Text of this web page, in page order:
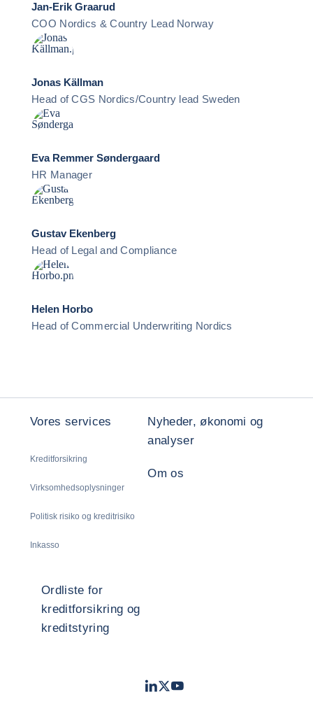
Jan-Erik Graarud
COO Nordics & Country Lead Norway
Jonas Källman
Head of CGS Nordics/Country lead Sweden
Eva Remmer Søndergaard
HR Manager
Gustav Ekenberg
Head of Legal and Compliance
Helen Horbo
Head of Commercial Underwriting Nordics
Vores services
Kreditforsikring
Virksomhedsoplysninger
Politisk risiko og kreditrisiko
Inkasso
Nyheder, økonomi og
analyser
Om os
Ordliste for
kreditforsikring og
kreditstyring
LinkedIn
TwitterYoutube